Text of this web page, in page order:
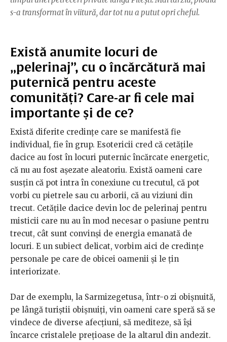
s-a transformat în viitură, dar tot nu a putut opri cheful.
Există anumite locuri de
„pelerinaj”, cu o încărcătură mai
puternică pentru aceste
comunități? Care-ar fi cele mai
importante și de ce?
Există diferite credinţe care se manifestă fie
individual, fie în grup. Esotericii cred că cetăţile
dacice au fost în locuri puternic încărcate energetic,
că nu au fost aşezate aleatoriu. Există oameni care
susţin că pot intra în conexiune cu trecutul, că pot
vorbi cu pietrele sau cu arborii, că au viziuni din
trecut. Cetăţile dacice devin loc de pelerinaj pentru
misticii care nu au în mod necesar o pasiune pentru
trecut, cât sunt convinşi de energia emanată de
locuri. E un subiect delicat, vorbim aici de credinţe
personale pe care de obicei oamenii şi le ţin
interiorizate.
Dar de exemplu, la Sarmizegetusa, într-o zi obişnuită,
pe lângă turiştii obişnuiţi, vin oameni care speră să se
vindece de diverse afecţiuni, să mediteze, să îşi
încarce cristalele preţioase de la altarul din andezit.